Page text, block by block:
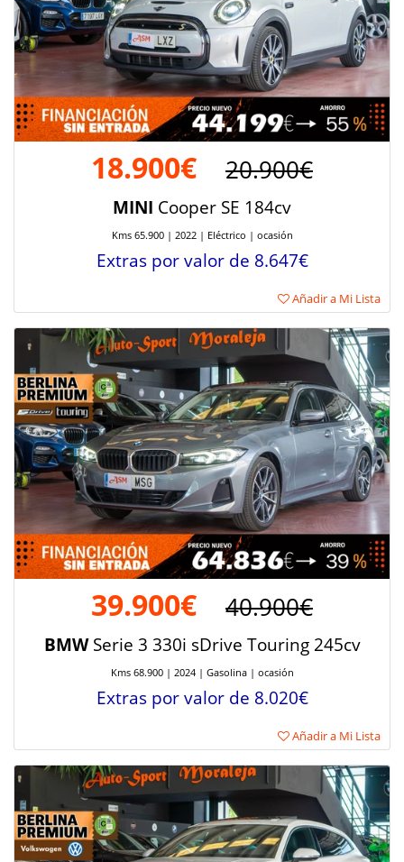
18.900€ 20.900€
MINI Cooper SE 184cv
Kms 65.900 | 2022 | Eléctrico | ocasión
Extras por valor de 8.647€
Añadir a Mi Lista
39.900€ 40.900€
BMWSerie 3 330i sDrive Touring 245cv
Kms 68.900 | 2024 | Gasolina | ocasión
Extras por valor de 8.020€
Añadir a Mi Lista